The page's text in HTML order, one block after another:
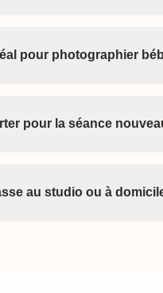
pour photographier
pour la séance
au studio ou à